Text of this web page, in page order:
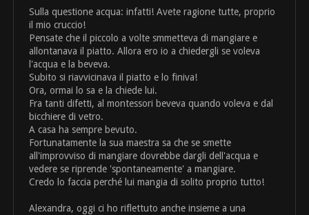
Sulla questione acqua: infatti! Avete ragione tutte, proprio
il mio cruccio!
Pensate che il piccolo a volte smmetteva di mangiare e
allontanava il piatto. Allora ero io a chiedergli se voleva
l'acqua e la beveva.
Subito si riavvicinava il piatto e lo finiva!
Ora, ormai lo sa e la chiede lui.
Fra tanti difetti, al montessori beveva quando voleva e dal
bicchiere di vetro.
A casa ha sempre bevuto.
Fortunatamente la sua maestra sa che se smette
all'improvviso di mangiare dovrebbe dargli dell'acqua e
vedere se riprende 'spontaneamente' a mangiare.
Credo lo faccia perché lui mangia di solito proprio tutto!
Alexandra, oggi ci ho riflettuto anche insieme a una